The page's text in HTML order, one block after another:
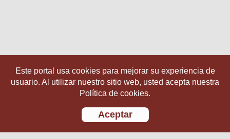
Este portal usa cookies para mejorar su experiencia de
usuario. Al utilizar nuestro sitio web, usted acepta nuestra
Política de cookies.
Aceptar